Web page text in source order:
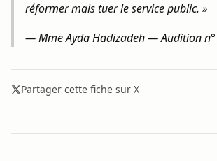
réformer mais tuer le service public. »
—Mme Ayda Hadizadeh—Audition
Partager cette fiche sur X